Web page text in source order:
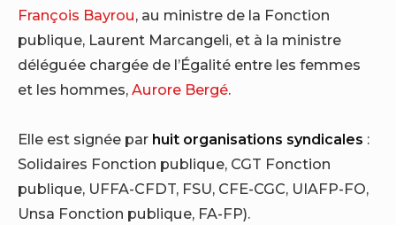
François Bayrou, au ministre de la Fonction
publique, Laurent Marcangeli, et à la ministre
déléguée chargée de l’Égalité entre les femmes
et les hommes, Aurore Bergé.
Elle est signée par huit organisations syndicales :
Solidaires Fonction publique, CGT Fonction
publique, UFFA-CFDT, FSU, CFE-CGC, UIAFP-FO,
Unsa Fonction publique, FA-FP).